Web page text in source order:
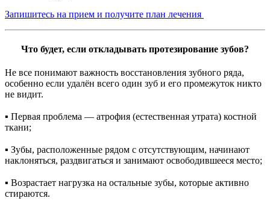
Запишитесь на прием и получите план лечения
Что будет, если откладывать протезирование зубов?
Не все понимают важность восстановления зубного ряда,
особенно если удалён всего один зуб и его промежуток никто
не видит.
▪ Первая проблема — атрофия (естественная утрата) костной
ткани;
▪ Зубы, расположенные рядом с отсутствующим, начинают
наклоняться, раздвигаться и занимают освободившееся место;
▪ Возрастает нагрузка на остальные зубы, которые активно
стираются.